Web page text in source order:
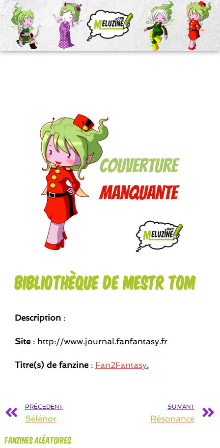
Bibliothèque de mestr Tom
Description :
Site : http://www.journal.fanfantasy.fr
Titre(s) de fanzine : Fan2Fantasy,
PRÉCEDENT
Sélénor
SUIVANT
Résonance
Fanzines aléatoires